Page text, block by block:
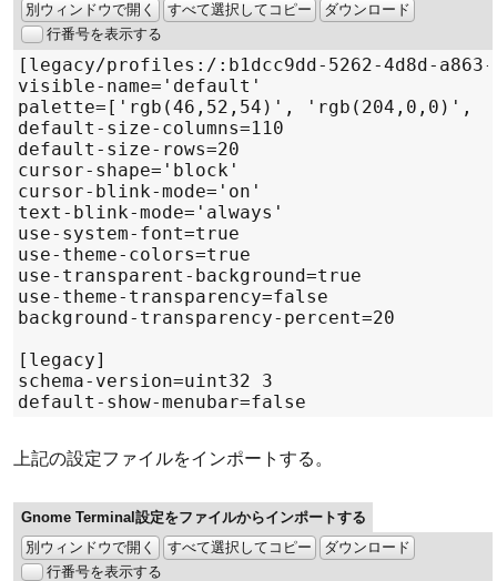
別ウィンドウで開く
すべて選択してコピー
ダウンロード
行番号を表示する
上記の設定ファイルをインポートする。
Gnome Terminal設定をファイルからインポートする
別ウィンドウで開く
すべて選択してコピー
ダウンロード
行番号を表示する